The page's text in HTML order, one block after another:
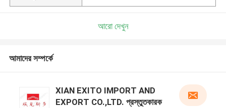
আরো দেখুন
আমাদের সম্পর্কে
XIAN EXITO IMPORT AND
EXPORT CO.,LTD. প্রস্তুতকারক